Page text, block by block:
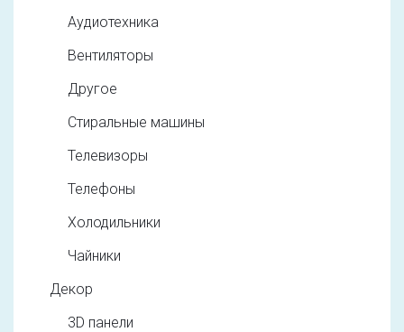
Аудиотехника
Вентиляторы
Другое
Стиральные машины
Телевизоры
Телефоны
Холодильники
Чайники
Декор
3D панели